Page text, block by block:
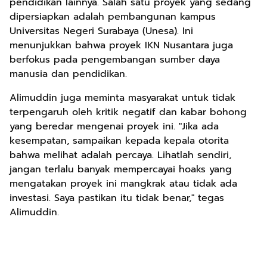
dipersiapkan adalah pembangunan kampus
Universitas Negeri Surabaya (Unesa). Ini
menunjukkan bahwa proyek IKN Nusantara juga
berfokus pada pengembangan sumber daya
manusia dan pendidikan.
Alimuddin juga meminta masyarakat untuk tidak
terpengaruh oleh kritik negatif dan kabar bohong
yang beredar mengenai proyek ini. "Jika ada
kesempatan, sampaikan kepada kepala otorita
bahwa melihat adalah percaya. Lihatlah sendiri,
jangan terlalu banyak mempercayai hoaks yang
mengatakan proyek ini mangkrak atau tidak ada
investasi. Saya pastikan itu tidak benar," tegas
Alimuddin.